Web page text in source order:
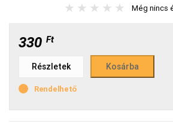
★ ★ ★ ★ ★ Még nincs
330 Ft
Részletek
Rendelhető